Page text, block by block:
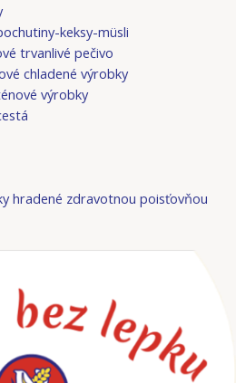
keksy-müsli
trvanlivé pečivo
chladené výrobky
výrobky
hradené zdravotnou poisťovňou